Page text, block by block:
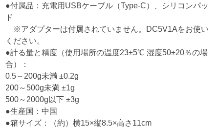
●付属品：充電用USBケーブル（Type-C）、シリコンパッ
ド
※アダプターは付属されていません。DC5V1Aをお使い
ください。
●計る量と精度（使用場所の温度23±5℃ 湿度50±20％の場
合）：
0.5～200g未満 ±0.2g
200～500g未満 ±1g
500～2000g以下 ±3g
●生産国：中国
●箱サイズ：（約）横15×縦8.5×高さ11cm